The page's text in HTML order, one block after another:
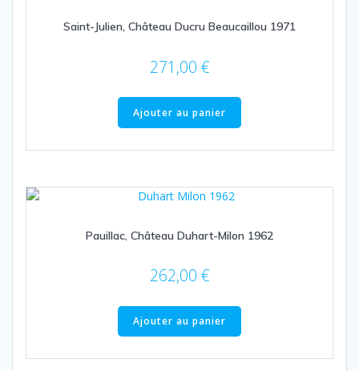
Saint-Julien, Château Ducru Beaucaillou 1971
271,00 €
Ajouter au panier
Pauillac, Château Duhart-Milon 1962
262,00 €
Ajouter au panier